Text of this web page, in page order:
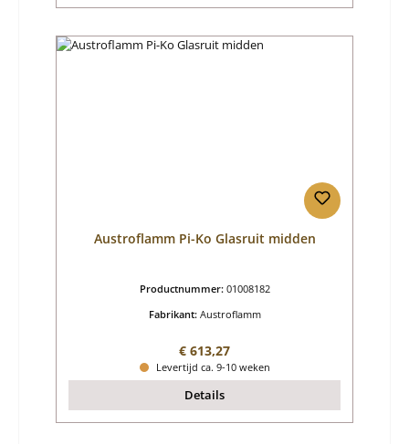
Austroflamm Pi-Ko Glasruit midden
Productnummer: 01008182
Fabrikant: Austroflamm
Normale prijs:
€ 613,27
Levertijd ca. 9-10 weken
Details